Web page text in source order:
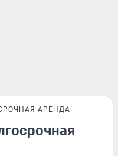
АРЕНДА